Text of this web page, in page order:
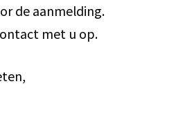
de aanmelding.
met u op.